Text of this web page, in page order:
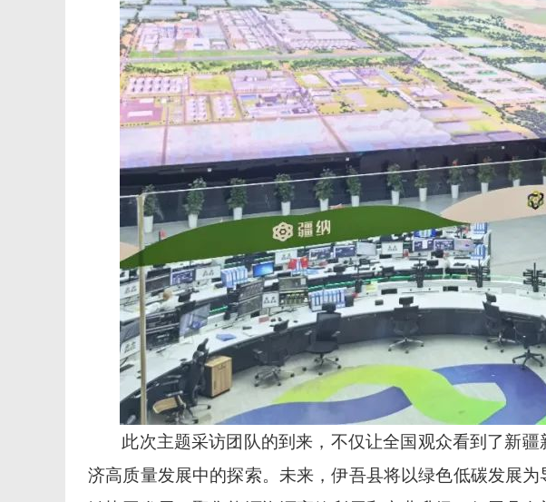
此次主题采访团队的到来，不仅让全国观众看到了新
济高质量发展中的探索。未来，伊吾县将以绿色低碳发展